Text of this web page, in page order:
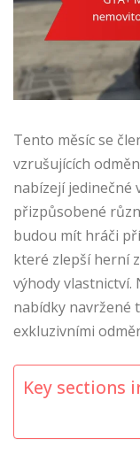
Tento měsíc se
vzrušujících
nabízejí
přizpůsobené
budou mít hráči
které zlepší herní
výhody vlastnictví.
nabídky navržené
exkluzivními
Key sections